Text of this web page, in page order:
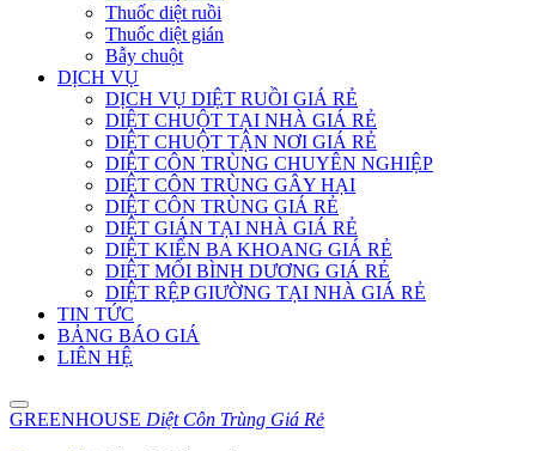
Thuốc diệt ruồi
Thuốc diệt gián
Bẫy chuột
DỊCH VỤ
DỊCH VỤ DIỆT RUỒI GIÁ RẺ
DIỆT CHUỘT TẠI NHÀ GIÁ RẺ
DIỆT CHUỘT TẬN NƠI GIÁ RẺ
DIỆT CÔN TRÙNG CHUYÊN NGHIỆP
DIỆT CÔN TRÙNG GÂY HẠI
DIỆT CÔN TRÙNG GIÁ RẺ
DIỆT GIÁN TẠI NHÀ GIÁ RẺ
DIỆT KIẾN BA KHOANG GIÁ RẺ
DIỆT MỐI BÌNH DƯƠNG GIÁ RẺ
DIỆT RỆP GIƯỜNG TẠI NHÀ GIÁ RẺ
TIN TỨC
BẢNG BÁO GIÁ
LIÊN HỆ
GREENHOUSE Diệt Côn Trùng Giá Rẻ